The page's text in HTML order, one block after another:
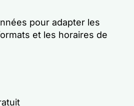
pour adapter les
et les horaires de